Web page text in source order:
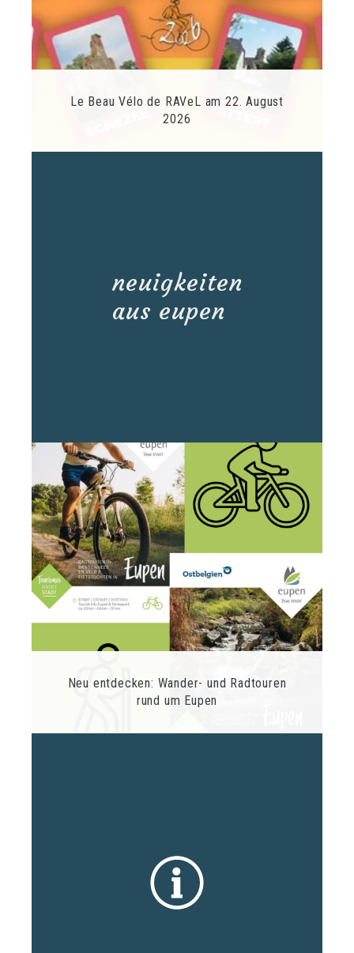
Le Beau Vélo de RAVeL am 22. August
2026
Neu entdecken: Wander- und Radtouren
rund um Eupen
neuigkeiten
aus eupen